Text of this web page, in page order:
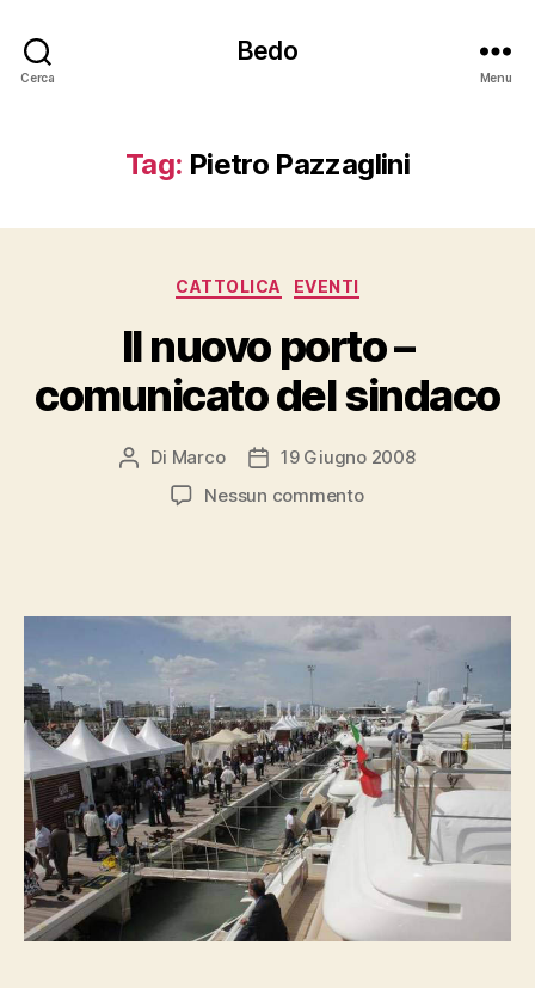
Cerca
Bedo
Menu
Tag: Pietro Pazzaglini
Categorie
CATTOLICA EVENTI
Il nuovo porto –
comunicato del sindaco
Autore
articolo
Di Marco
Data19 Giugno 2008
Nessun commentosu
comunicato
sindaco